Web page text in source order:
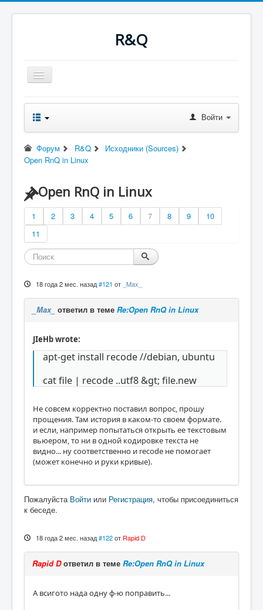
R&Q
Включить/
выключить
Последнее
Скачать
Ночные сборки
Войти
Форум R&Q
Исходники (Sources)
Open RnQ in Linux
Open RnQ in Linux
1 2 3 4 5 6 7 8 9
10
11
18 года 2 мес. назад #121 от _Max_
_Max_ ответил в теме Re:Open RnQ in Linux
JIeHb wrote:
apt-get install recode //debian, ubuntu
cat file | recode ..utf8 &gt; file.new
Не совсем корректно поставил вопрос, прошу
прощения. Там история в каком-то своем формате.
и если, например попытаться открыть ее текстовым
вьюером, то ни в одной кодировке текста не
видно... ну соответственно и recode не помогает
(может конечно и руки кривые).
Пожалуйста Войти или Регистрация, чтобы присоединиться
к беседе.
18 года 2 мес. назад #122 от Rapid D
Rapid Dответил в теме Re:Open RnQ in Linux
А всигото нада одну ф-ю поправить...